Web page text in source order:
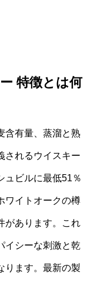
特徴とは何
含有量、蒸溜と熟
されるウイスキー
ュビルに最低51％
ワイトオークの樽
があります。これ
イシーな刺激と乾
ります。最新の製